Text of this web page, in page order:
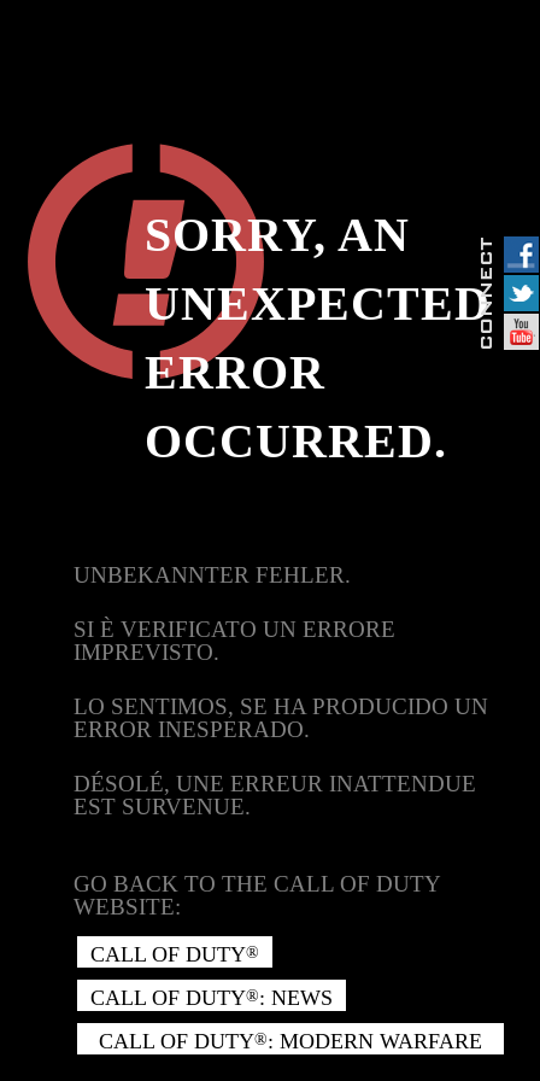
SORRY, AN
UNEXPECTED
ERROR
OCCURRED.
UNBEKANNTER FEHLER.
SI È VERIFICATO UN ERRORE
IMPREVISTO.
LO SENTIMOS, SE HA PRODUCIDO UN
ERROR INESPERADO.
DÉSOLÉ, UNE ERREUR INATTENDUE
EST SURVENUE.
GO BACK TO THE CALL OF DUTY
WEBSITE:
CALL OF DUTY®
CALL OF DUTY®: NEWS
CALL OF DUTY®: MODERN WARFARE